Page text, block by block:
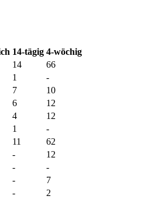
14-tägig 4-wöchig
- 2
14
66
1
-
7
10
6
12
4
12
1
-
11
62
-
12
-
-
- 7